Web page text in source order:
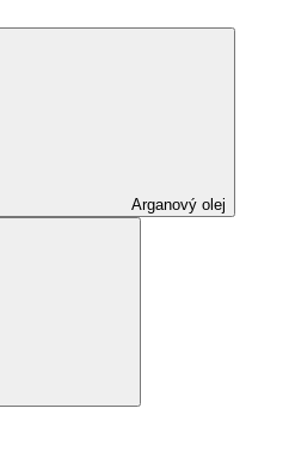
Arganový olej